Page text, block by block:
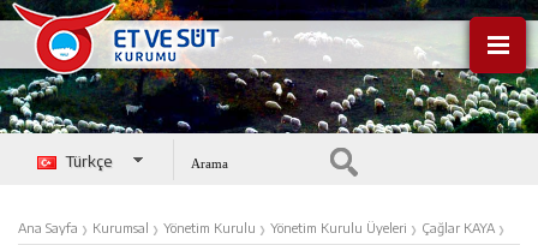
Türkçe
Ana Sayfa › Kurumsal › Yönetim Kurulu › Yönetim Kurulu Üyeleri › Çağlar KAYA ›